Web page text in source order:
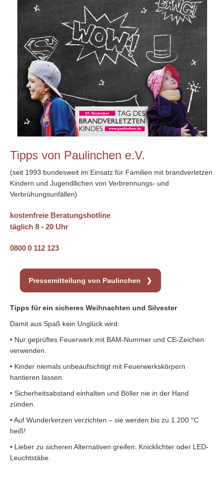
Tipps von Paulinchen e.V.
(seit 1993 bundesweit im Einsatz für Familien mit brandverletzen
Kindern und Jugendllichen von Verbrennungs- und
Verbrühungsunfällen)
kostenfreie Beratungshotline
täglich 8 - 20 Uhr
0800 0 112 123
Pressemitteilung von Paulinchen
Tipps für ein sicheres Weihnachten und Silvester
Damit aus Spaß kein Unglück wird:
• Nur geprüftes Feuerwerk mit BAM-Nummer und CE-Zeichen
verwenden.
• Kinder niemals unbeaufsichtigt mit Feuerwerkskörpern
hantieren lassen.
• Sicherheitsabstand einhalten und Böller nie in der Hand
zünden.
• Auf Wunderkerzen verzichten – sie werden bis zu 1.200 °C
heiß!
• Lieber zu sicheren Alternativen greifen: Knicklichter oder LED-
Leuchtstäbe.